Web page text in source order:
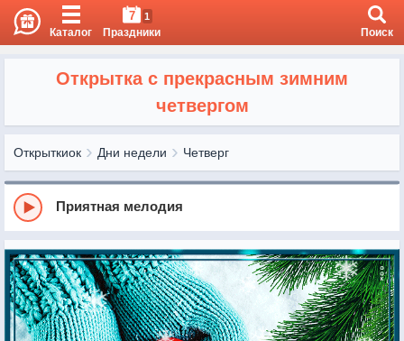
Каталог
7 1
Праздники Поиск
Открытка с прекрасным зимним
четвергом
Открыткиок Дни недели Четверг
Приятная мелодия